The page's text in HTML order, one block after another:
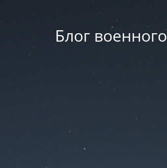
Блог военного